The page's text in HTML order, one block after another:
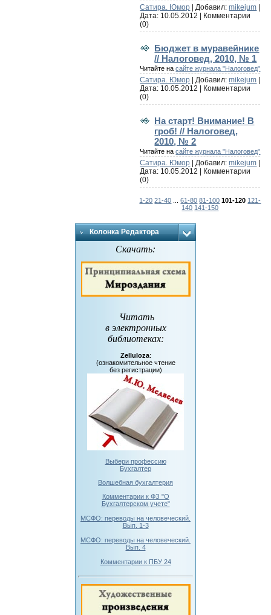
Сатира. Юмор | Добавил:mikejum
Дата: 10.05.2012
Комментарии
(0)
Бюджет в муравейнике
// Налоговед, 2010, № 1
Читайте насайте журнала "Налоговед"
Сатира. Юмор | Добавил:mikejum
Дата: 10.05.2012
Комментарии
(0)
На старт! Внимание! В
гроб! // Налоговед,
2010, № 2
Читайте насайте журнала "Налоговед"
Сатира. Юмор | Добавил:mikejum
Дата: 10.05.2012
Комментарии
(0)
1-20 21-40 61-80 81-100 101-120 121-
140 141-150
Колонка Редактора
Скачать:
Читать
в электронных
библиотеках:
Zelluloza:
(ознакомительное чтение
без регистрации)
Выбери профессию
Бухгалтер
Волшебная бухгалтерия
Комментарии к ФЗ "О
Бухгалтерском учете"
МСФО: переводы на человеческий.
Вып. 1-3
МСФО: переводы на человеческий.
Вып. 4
Комментарии к ПБУ 24